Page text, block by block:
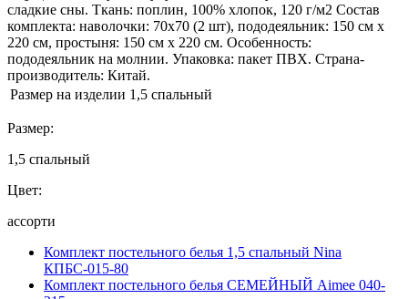
сладкие сны. Ткань: поплин, 100% хлопок, 120 г/м2 Состав
комплекта: наволочки: 70x70 (2 шт), пододеяльник: 150 см x
220 см, простыня: 150 см x 220 см. Особенность:
пододеяльник на молнии. Упаковка: пакет ПВХ. Страна-
производитель: Китай.
Размер на изделии 1,5 спальный
Размер:
1,5 спальный
Цвет:
ассорти
Комплект постельного белья 1,5 спальный Nina
КПБС-015-80
Комплект постельного белья СЕМЕЙНЫЙ Aimee 040-